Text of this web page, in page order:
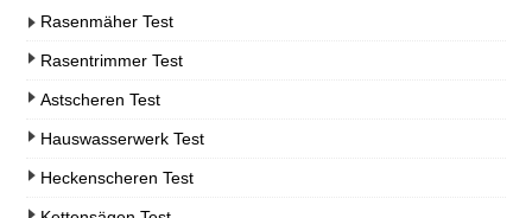
Rasenmäher Test
Rasentrimmer Test
Astscheren Test
Hauswasserwerk Test
Heckenscheren Test